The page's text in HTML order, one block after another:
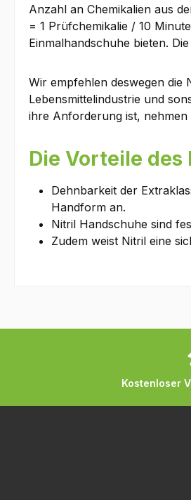
Anzahl an Chemikalien aus
= 1 Prüfchemikalie / 10
Einmalhandschuhe bieten.
Wir empfehlen deswegen die
Lebensmittelindustrie und
ihre Anforderung ist,
Die Vorteile
Dehnbarkeit der
Handform an.
Nitril Handschuhe sind
Zudem weist Nitril eine
Kostenloser